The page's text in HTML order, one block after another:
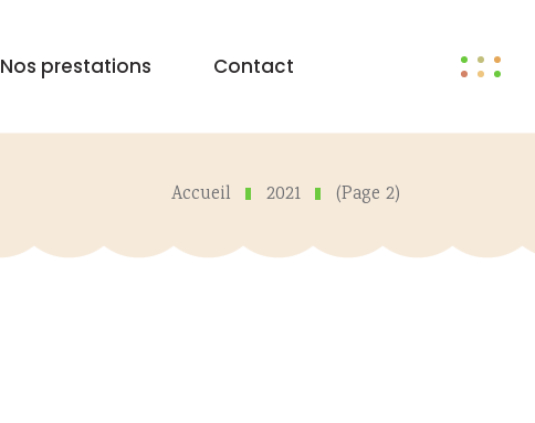
Nos prestations Contact
Accueil 2021 (Page 2)